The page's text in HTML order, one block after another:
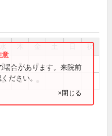
祝
● ● ●
● ●
場合があります。来院前
ださい。
×閉じる